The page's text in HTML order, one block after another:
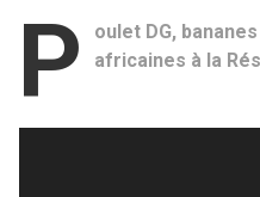
P
oulet DG,
africaines à la